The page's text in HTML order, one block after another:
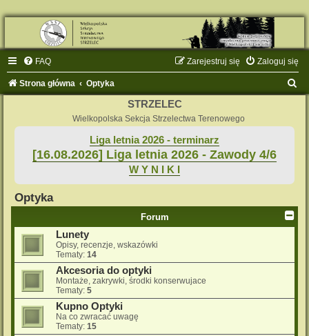
FAQ Zaloguj się
Zarejestruj się
Strona główna Optyka
STRZELEC
Wielkopolska Sekcja Strzelectwa Terenowego
Liga letnia 2026 - terminarz
[16.08.2026] Liga letnia 2026 - Zawody 4/6
W Y N I K I
Optyka
Forum
Lunety
Opisy, recenzje, wskazówki
Tematy: 14
Akcesoria do optyki
Montaże, zakrywki, środki konserwujace
Tematy: 5
Kupno Optyki
Na co zwracać uwagę
Tematy: 15